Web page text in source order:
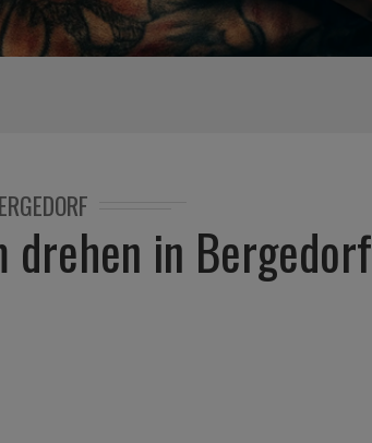
drehen in Bergedorf